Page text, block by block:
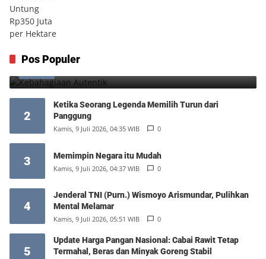
Pos Populer
1 Kebahagiaan Autentik
2
Ketika Seorang Legenda Memilih Turun dari
Panggung
Kamis, 9 Juli 2026, 04:35 WIB 0
3 Memimpin Negara itu Mudah
Kamis, 9 Juli 2026, 04:37 WIB 0
4
Jenderal TNI (Purn.) Wismoyo Arismundar, Pulihkan
Mental Melamar
Kamis, 9 Juli 2026, 05:51 WIB 0
5
Update Harga Pangan Nasional: Cabai Rawit Tetap
Termahal, Beras dan Minyak Goreng Stabil